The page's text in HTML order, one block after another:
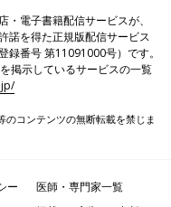
・電子書籍配信サービスが、
諾を得た正規版配信サービス
録番号 第11091000号）です。
掲示しているサービスの一覧
コンテンツの無断転載を禁じま
ー
医師・専門家一覧